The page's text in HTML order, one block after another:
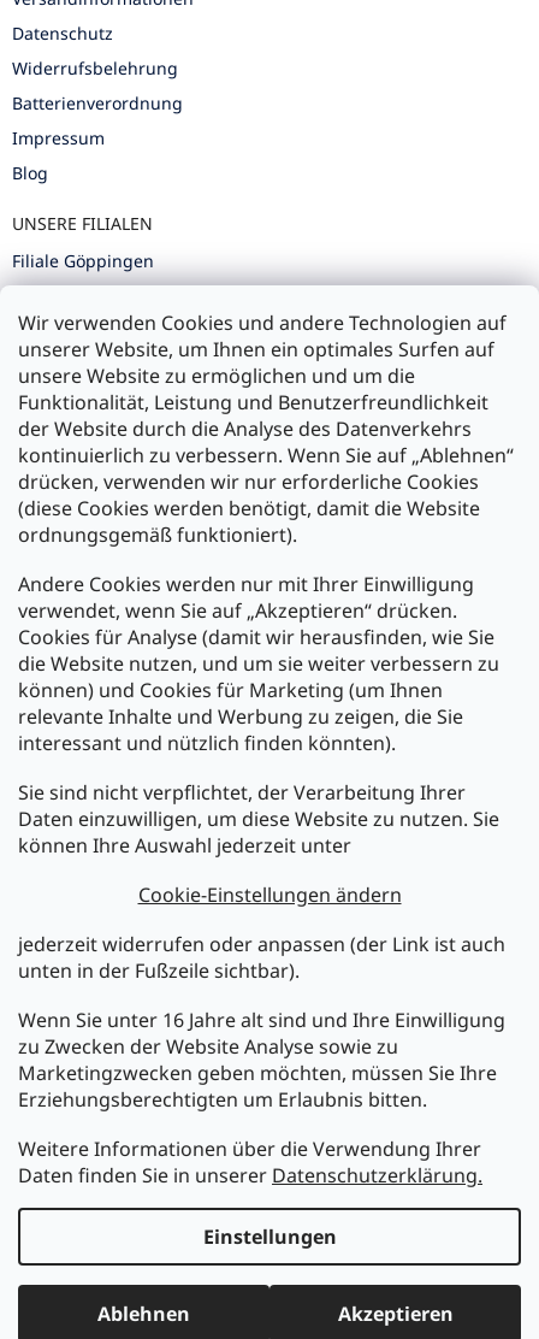
Wir verwenden Cookies und andere Technologien auf
unserer Website, um Ihnen ein optimales Surfen auf
unsere Website zu ermöglichen und um die
Funktionalität, Leistung und Benutzerfreundlichkeit
der Website durch die Analyse des Datenverkehrs
kontinuierlich zu verbessern. Wenn Sie auf „Ablehnen“
drücken, verwenden wir nur erforderliche Cookies
(diese Cookies werden benötigt, damit die Website
ordnungsgemäß funktioniert).
Andere Cookies werden nur mit Ihrer Einwilligung
verwendet, wenn Sie auf „Akzeptieren“ drücken.
Cookies für Analyse (damit wir herausfinden, wie Sie
die Website nutzen, und um sie weiter verbessern zu
können) und Cookies für Marketing (um Ihnen
relevante Inhalte und Werbung zu zeigen, die Sie
interessant und nützlich finden könnten).
Sie sind nicht verpflichtet, der Verarbeitung Ihrer
Daten einzuwilligen, um diese Website zu nutzen. Sie
können Ihre Auswahl jederzeit unter
Cookie-Einstellungen ändern
jederzeit widerrufen oder anpassen (der Link ist auch
unten in der Fußzeile sichtbar).
Wenn Sie unter 16 Jahre alt sind und Ihre Einwilligung
zu Zwecken der Website Analyse sowie zu
Marketingzwecken geben möchten, müssen Sie Ihre
Erziehungsberechtigten um Erlaubnis bitten.
Weitere Informationen über die Verwendung Ihrer
Daten finden Sie in unserer Datenschutzerklärung.
Einstellungen
Ablehnen Akzeptieren
Datenschutz
Widerrufsbelehrung
Batterienverordnung
Impressum
Blog
UNSERE FILIALEN
Filiale Göppingen
Filiale Ulm
Zahlung und Versand
Versand mit:
Zahlarten:
Newsletter abonnieren
Legen Sie Ihre E-Mail ein und wir werden Ihnen Informationen
über neue Produkte in unserem E-Shop zusenden.
E-Mail
Melden Sie sich jetzt für den mükra Newsletter an,
kostenlos und jederzeit kündbar! Mit der Anmeldung zum
Newsletter bestätigen Sie Ihr Einverständnis mit der
Datenschutzerklärung.
ANMELDEN
Copyright 2026MüKRA electronic Vertriebs GmbH. Alle
Rechte vorbehalten.
Cookie-Einstellungen ändern